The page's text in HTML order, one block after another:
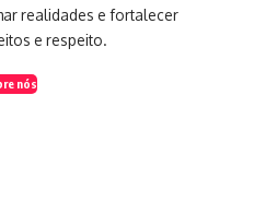
realidades e fortalecer
e respeito.
nós